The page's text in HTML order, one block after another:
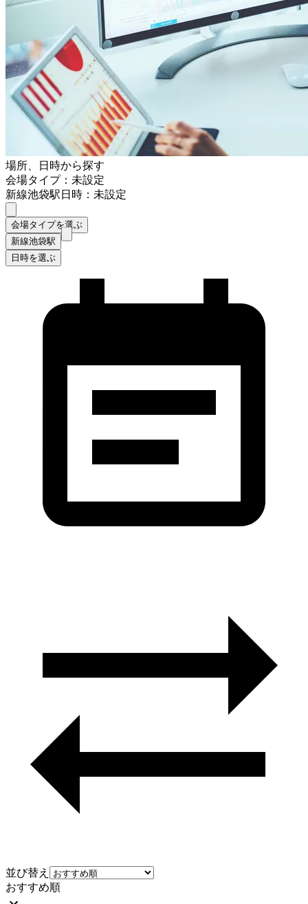
場所、日時から探す
会場タイプ：未設定
新線池袋駅日時：未設定
会場タイプを選ぶ
新線池袋駅
日時を選ぶ
並び替え
おすすめ順